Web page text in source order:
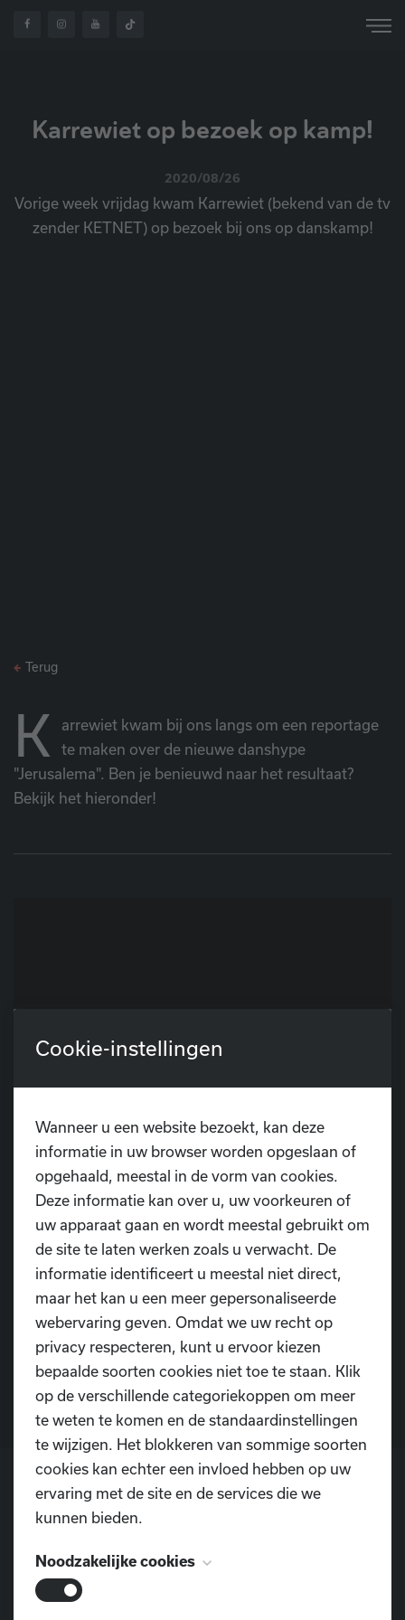
HOME
Karrewiet op bezoek op kamp!
2020/08/26
Vorige week vrijdag kwam Karrewiet (bekend van de tv
zender KETNET) op bezoek bij ons op danskamp!
Terug
K
arrewiet kwam bij ons langs om een reportage
te maken over de nieuwe danshype
"Jerusalema". Ben je benieuwd naar het resultaat?
Bekijk het hieronder!
Cookie-instellingen
Wanneer u een website bezoekt, kan deze
informatie in uw browser worden opgeslaan of
opgehaald, meestal in de vorm van cookies.
Deze informatie kan over u, uw voorkeuren of
uw apparaat gaan en wordt meestal gebruikt om
de site te laten werken zoals u verwacht. De
informatie identificeert u meestal niet direct,
maar het kan u een meer gepersonaliseerde
webervaring geven. Omdat we uw recht op
privacy respecteren, kunt u ervoor kiezen
bepaalde soorten cookies niet toe te staan. Klik
op de verschillende categoriekoppen om meer
te weten te komen en de standaardinstellingen
te wijzigen. Het blokkeren van sommige soorten
cookies kan echter een invloed hebben op uw
ervaring met de site en de services die we
kunnen bieden.
Noodzakelijke cookies
Heb je nog vragen?
Contacteer ons
Pontweg 3